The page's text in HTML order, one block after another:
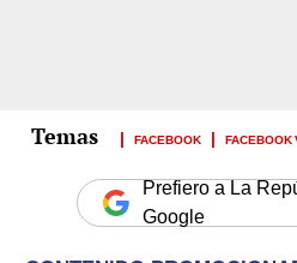
FACEBOOK FACEBOOK
Prefiero a La
Google